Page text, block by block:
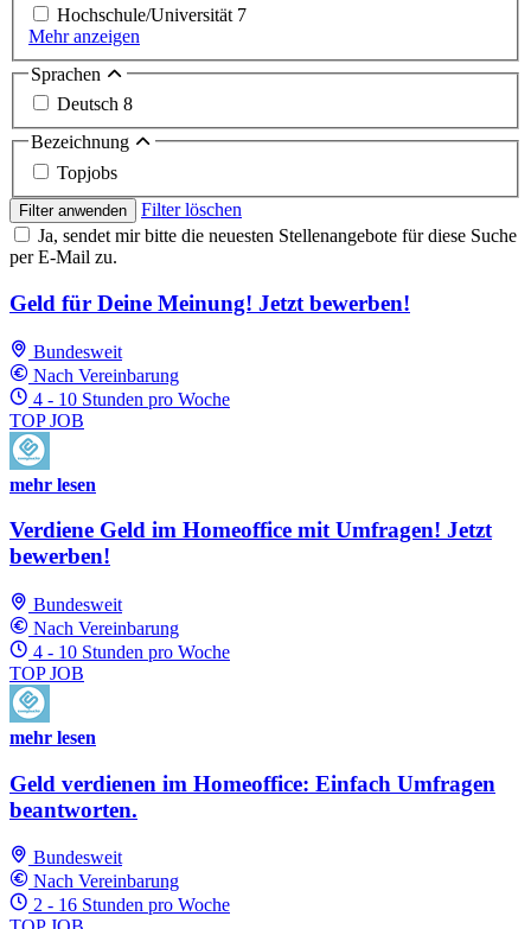
Hochschule/Universität 7
Mehr anzeigen
Sprachen
Deutsch 8
Bezeichnung
Topjobs
Filter anwenden
Filter löschen
Ja, sendet mir bitte die neuesten Stellenangebote für diese Suche
per E-Mail zu.
Geld für Deine Meinung! Jetzt bewerben!
Bundesweit
Nach Vereinbarung
4 - 10 Stunden pro Woche
TOP JOB
mehr lesen
Verdiene Geld im Homeoffice mit Umfragen! Jetzt
bewerben!
Bundesweit
Nach Vereinbarung
4 - 10 Stunden pro Woche
TOP JOB
mehr lesen
Geld verdienen im Homeoffice: Einfach Umfragen
beantworten.
Bundesweit
Nach Vereinbarung
2 - 16 Stunden pro Woche